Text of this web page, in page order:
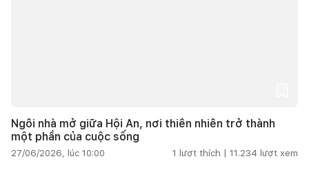
Ngôi nhà mở giữa Hội An, nơi thiên nhiên trở thành
một phần của cuộc sống
27/06/2026, lúc 10:00 1 lượt thích | 11.234 lượt xem